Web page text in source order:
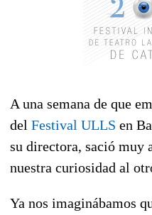
A una semana de que
del Festival ULLS en
su directora, sació muy
nuestra curiosidad al
Ya nos imaginábamos